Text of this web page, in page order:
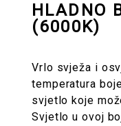
HLADNO
(6000K)
Vrlo svježa i
temperatura
svjetlo koje
Svjetlo u ovoj